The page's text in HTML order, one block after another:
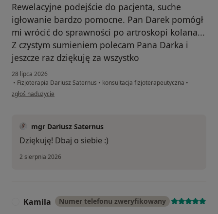
Rewelacyjne podejście do pacjenta, suche
igłowanie bardzo pomocne. Pan Darek pomógł
mi wrócić do sprawności po artroskopi kolana...
Z czystym sumieniem polecam Pana Darka i
jeszcze raz dziękuję za wszystko
28 lipca 2026
• Fizjoterapia Dariusz Saternus • konsultacja fizjoterapeutyczna •
w opinii użytkownika Adam
zgłoś nadużycie
mgr Dariusz Saternus
Dziękuję! Dbaj o siebie :)
2 sierpnia 2026
Kamila Numer telefonu zweryfikowany